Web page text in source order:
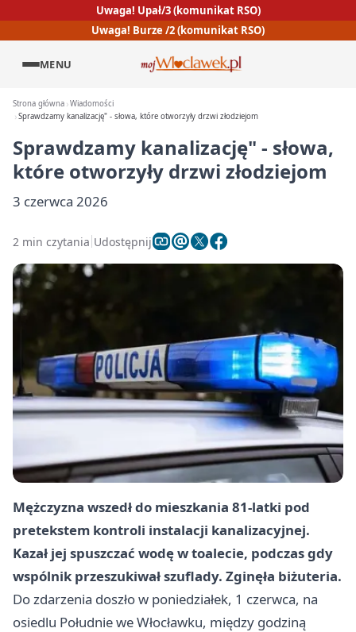
Uwaga! Upał/3 (komunikat RSO)
Uwaga! Burze /2 (komunikat RSO)
MENU
Strona główna Wiadomości
Sprawdzamy kanalizację" - słowa, które otworzyły drzwi złodziejom
Sprawdzamy kanalizację" - słowa,
które otworzyły drzwi złodziejom
3 czerwca 2026
2 min czytania Udostępnij
Mężczyzna wszedł do mieszkania 81-latki pod
pretekstem kontroli instalacji kanalizacyjnej.
Kazał jej spuszczać wodę w toalecie, podczas gdy
wspólnik przeszukiwał szuflady. Zginęła biżuteria.
Do zdarzenia doszło w poniedziałek, 1 czerwca, na
osiedlu Południe we Włocławku, między godziną